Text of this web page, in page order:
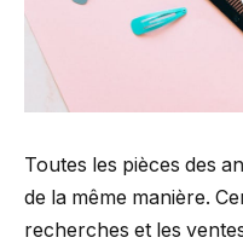
Toutes les pièces des
de la même manière.
recherches et les